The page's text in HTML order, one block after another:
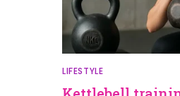
LIFESTYLE